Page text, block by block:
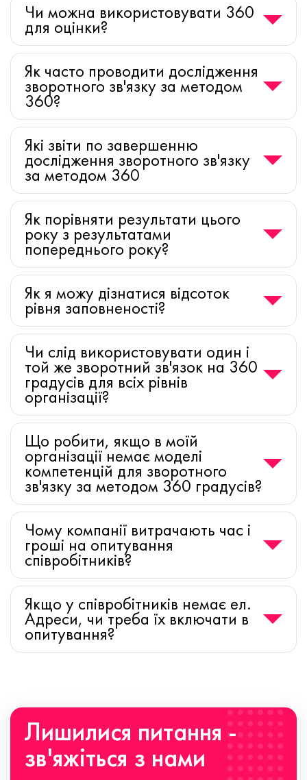
Чи можна використовувати 360
для оцінки?
Як часто проводити дослідження
зворотного зв'язку за методом
360?
Які звіти по завершенню
дослідження зворотного зв'язку
за методом 360
Як порівняти результати цього
року з результатами
попереднього року?
Як я можу дізнатися відсоток
рівня заповненості?
Чи слід використовувати один і
той же зворотний зв'язок на 360
градусів для всіх рівнів
організації?
Що робити, якщо в моїй
організації немає моделі
компетенцій для зворотного
зв'язку за методом 360 градусів?
Чому компанії витрачають час і
гроші на опитування
співробітників?
Якщо у співробітників немає ел.
Адреси, чи треба їх включати в
опитування?
Лишилися питання -
зв'яжіться з нами